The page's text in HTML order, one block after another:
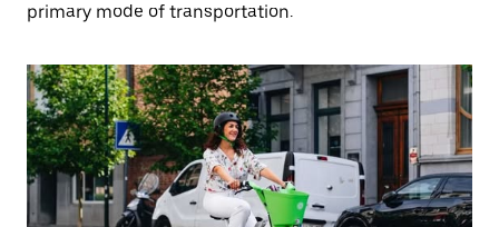
primary mode of transportation.